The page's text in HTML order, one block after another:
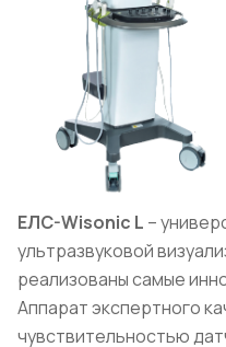
EЛC-Wisonic L –
ультразвуковой
реализованы самые
Аппарат экспертного
чувствительностью